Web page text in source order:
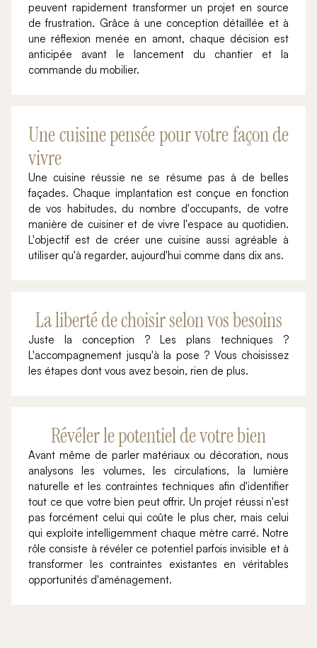
peuvent rapidement transformer un projet en source
de frustration. Grâce à une conception détaillée et à
une réflexion menée en amont, chaque décision est
anticipée avant le lancement du chantier et la
commande du mobilier.
Une cuisine pensée pour votre façon de
vivre
Une cuisine réussie ne se résume pas à de belles
façades. Chaque implantation est conçue en fonction
de vos habitudes, du nombre d'occupants, de votre
manière de cuisiner et de vivre l'espace au quotidien.
L'objectif est de créer une cuisine aussi agréable à
utiliser qu'à regarder, aujourd'hui comme dans dix ans.
La liberté de choisir selon vos besoins
Juste la conception ? Les plans techniques ?
L'accompagnement jusqu'à la pose ? Vous choisissez
les étapes dont vous avez besoin, rien de plus.
Révéler le potentiel de votre bien
Avant même de parler matériaux ou décoration, nous
analysons les volumes, les circulations, la lumière
naturelle et les contraintes techniques afin d'identifier
tout ce que votre bien peut offrir. Un projet réussi n'est
pas forcément celui qui coûte le plus cher, mais celui
qui exploite intelligemment chaque mètre carré. Notre
rôle consiste à révéler ce potentiel parfois invisible et à
transformer les contraintes existantes en véritables
opportunités d'aménagement.